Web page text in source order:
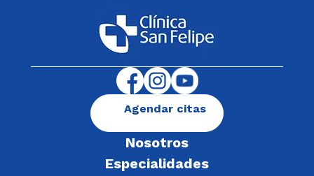
Nosotros
Especialidades
Agendar citas